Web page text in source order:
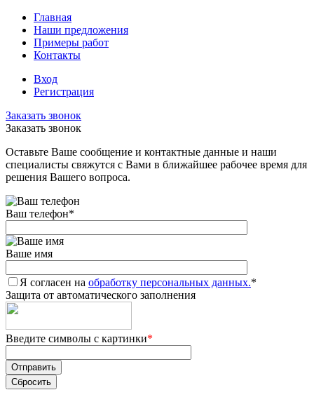
Главная
Наши предложения
Примеры работ
Контакты
Вход
Регистрация
Заказать звонок
Заказать звонок
Оставьте Ваше сообщение и контактные данные и наши
специалисты свяжутся с Вами в ближайшее рабочее время для
решения Вашего вопроса.
Ваш телефон*
Ваше имя
Я согласен на обработку персональных данных.*
Защита от автоматического заполнения
Введите символы с картинки*